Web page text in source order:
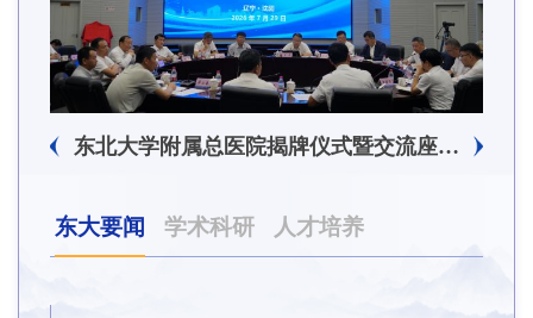
东北大学附属总医院揭牌仪式暨交流座谈会举行
东大要闻 学术科研 人才培养